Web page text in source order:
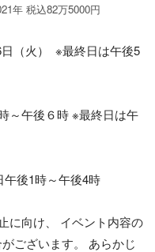
年 税込82万5000円
（火） ※最終日は午後5
～午後６時 ※最終日は午
後1時～午後4時
に向け、 イベント内容の
ございます。 あらかじ